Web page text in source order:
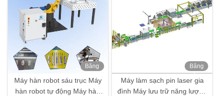
Băng
Máy hàn robot sáu trục Máy
hàn robot tự động Máy hàn
Băng
Máy làm sạch pin laser gia
đình Máy lưu trữ năng lượng